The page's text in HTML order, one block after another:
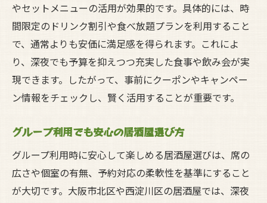
やセットメニューの活用が効果的です。具体的には、時
間限定のドリンク割引や食べ放題プランを利用すること
で、通常よりも安価に満足感を得られます。これによ
り、深夜でも予算を抑えつつ充実した食事や飲み会が実
現できます。したがって、事前にクーポンやキャンペー
ン情報をチェックし、賢く活用することが重要です。
グループ利用でも安心の居酒屋選び方
グループ利用時に安心して楽しめる居酒屋選びは、席の
広さや個室の有無、予約対応の柔軟性を基準にすること
が大切です。大阪市北区や西淀川区の居酒屋では、深夜